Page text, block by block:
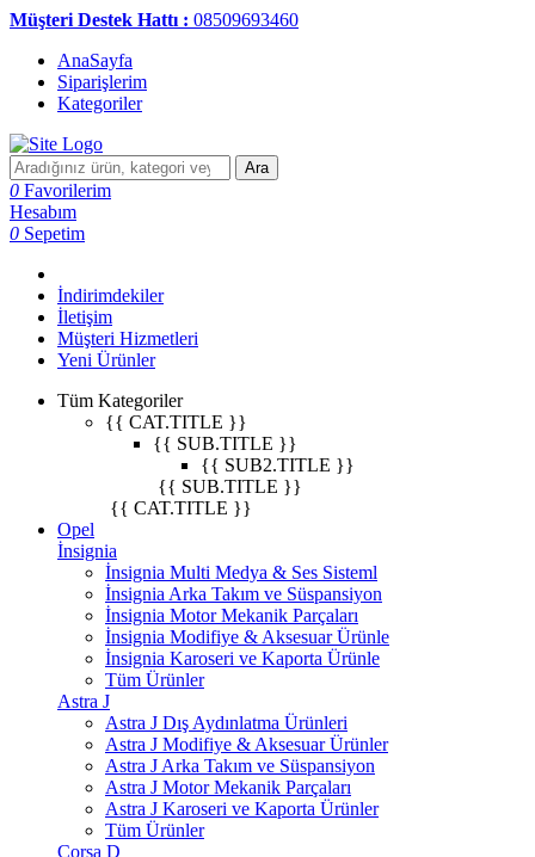
Müşteri Destek Hattı : 08509693460
AnaSayfa
Siparişlerim
Kategoriler
Ara
0 Favorilerim
Hesabım
0 Sepetim
İndirimdekiler
İletişim
Müşteri Hizmetleri
Yeni Ürünler
Tüm Kategoriler
{{ CAT.TITLE }}
{{ SUB.TITLE }}
{{ SUB2.TITLE }}
{{ SUB.TITLE }}
{{ CAT.TITLE }}
Opel
İnsignia
İnsignia Multi Medya & Ses Sisteml
İnsignia Arka Takım ve Süspansiyon
İnsignia Motor Mekanik Parçaları
İnsignia Modifiye & Aksesuar Ürünle
İnsignia Karoseri ve Kaporta Ürünle
Tüm Ürünler
Astra J
Astra J Dış Aydınlatma Ürünleri
Astra J Modifiye & Aksesuar Ürünler
Astra J Arka Takım ve Süspansiyon
Astra J Motor Mekanik Parçaları
Astra J Karoseri ve Kaporta Ürünler
Tüm Ürünler
Corsa D